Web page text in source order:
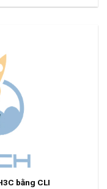
bằng CLI